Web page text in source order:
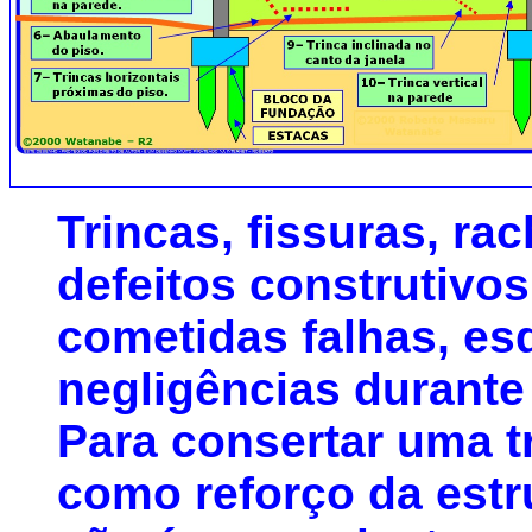
Trincas, fissuras,
defeitos
cometidas falhas,
negligências
Para consertar uma
como reforço da